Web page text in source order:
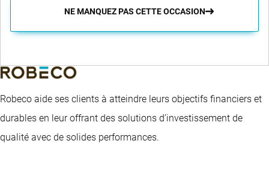
NE MANQUEZ PAS CETTE OCCASION
Robeco aide ses clients à atteindre leurs objectifs financiers et
durables en leur offrant des solutions d’investissement de
qualité avec de solides performances.